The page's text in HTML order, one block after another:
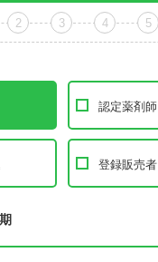
2 3 4 5
認定薬剤師
登録販売者